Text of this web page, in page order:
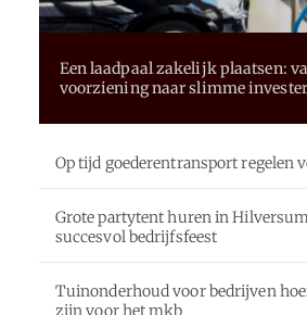
Een laadpaal zakelijk plaatsen:
voorziening naar slimme
Op tijd goederentransport regelen
Grote partytent huren in
succesvol bedrijfsfeest
Tuinonderhoud voor bedrijven
zijn voor het mkb